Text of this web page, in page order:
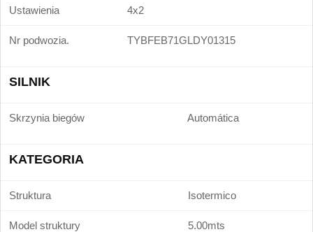
Ustawienia 4x2
Nr podwozia. TYBFEB71GLDY01315
SILNIK
Skrzynia biegów Automática
KATEGORIA
Struktura Isotermico
Model struktury 5.00mts